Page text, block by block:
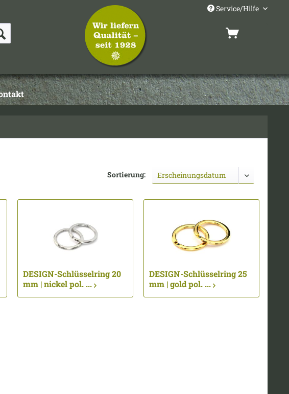
Service/Hilfe
Sortierung:
DESIGN-Schlüsselring 20
mm | nickel pol. ...
DESIGN-Schlüsselring 25
mm | gold pol. ...